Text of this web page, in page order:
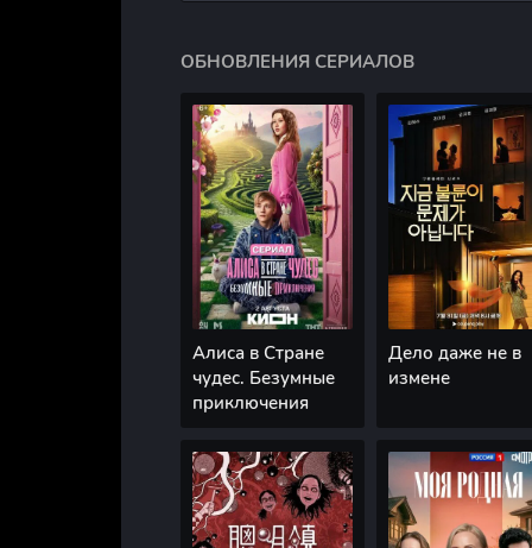
ОБНОВЛЕНИЯ СЕРИАЛОВ
Алиса в Стране
чудес. Безумные
приключения
Дело даже не в
измене